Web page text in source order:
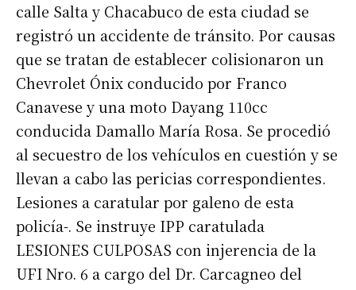
calle Salta y Chacabuco de esta ciudad se
registró un accidente de tránsito. Por causas
que se tratan de establecer colisionaron un
Chevrolet Ónix conducido por Franco
Canavese y una moto Dayang 110cc
conducida Damallo María Rosa. Se procedió
al secuestro de los vehículos en cuestión y se
llevan a cabo las pericias correspondientes.
Lesiones a caratular por galeno de esta
policía-. Se instruye IPP caratulada
LESIONES CULPOSAS con injerencia de la
UFI Nro. 6 a cargo del Dr. Carcagneo del